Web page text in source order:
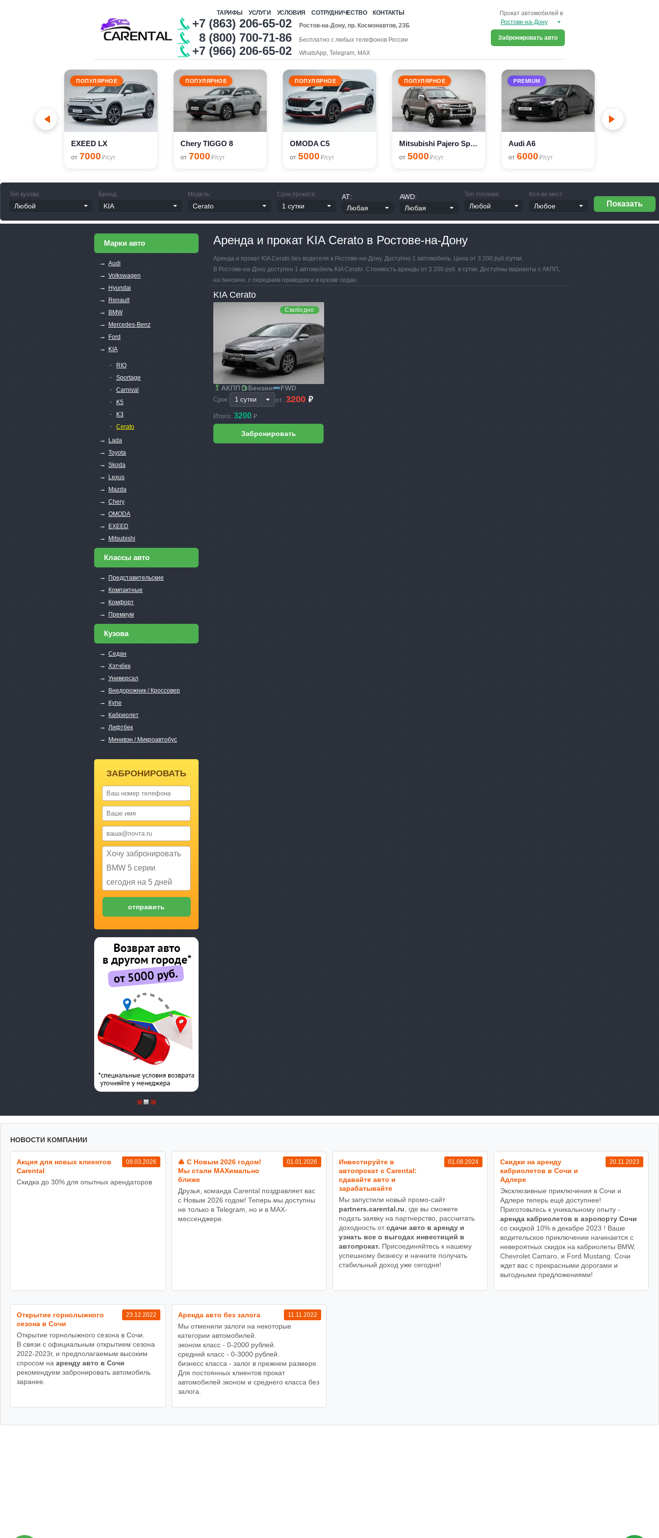
ТАРИФЫ УСЛУГИ УСЛОВИЯ СОТРУДНИЧЕСТВО КОНТАКТЫ Прокат автомобилей в
Забронировать авто
+7 (863) 206-65-02 Ростов-на-Дону, пр. Космонавтов, 23Б
8 (800) 700-71-86 Бесплатно с любых телефонов России
+7 (966) 206-65-02 WhatsApp, Telegram, MAX
ПОПУЛЯРНОЕ
EXEED LX
от 7000 ₽/сут
ПОПУЛЯРНОЕ
Chery TIGGO 8
от 7000 ₽/сут
ПОПУЛЯРНОЕ
OMODA C5
от 5000 ₽/сут
ПОПУЛЯРНОЕ
Mitsubishi Pajero Sport
от 5000 ₽/сут
PREMIUM
Audi A6
от 6000 ₽/сут
Тип кузова: Бренд: Модель: Срок проката: АТ: AWD: Тип топлива: Кол-во мест:
Марки авто
→ Audi
→ Volkswagen
→ Hyundai
→ Renault
→ BMW
→ Mercedes-Benz
→ Ford
→ KIA
∙ RIO
∙ Sportage
∙ Carnival
∙ K5
∙ K3
∙ Cerato
→ Lada
→ Toyota
→ Skoda
→ Lexus
→ Mazda
→ Chery
→ OMODA
→ EXEED
→ Mitsubishi
Классы авто
→ Представительские
→ Компактные
→ Комфорт
→ Премиум
Кузова
→ Седан
→ Хэтчбек
→ Универсал
→ Внедорожник / Кроссовер
→ Купе
→ Кабриолет
→ Лифтбек
→ Минивэн / Микроавтобус
ЗАБРОНИРОВАТЬ
Аренда и прокат KIA Cerato в Ростове-на-Дону
Аренда и прокат KIA Cerato без водителя в Ростове-на-Дону. Доступно 1 автомобиль. Цена от 3 200 руб./сутки.
В Ростове-на-Дону доступен 1 автомобиль KIA Cerato. Стоимость аренды от 3 200 руб. в сутки. Доступны варианты с АКПП,
на бензине, с передним приводом и в кузове седан.
KIA Cerato
Свободно
АКПП Бензин FWD
Срок: от 3200 ₽
Итого: 3200 ₽
НОВОСТИ КОМПАНИИ
09.03.2026
Акция для новых клиентов
Carental
Скидка до 30% для опытных арендаторов
01.01.2026
🎄 С Новым 2026 годом!
Мы стали MAXимально
ближе
Друзья, команда Carental поздравляет вас
с Новым 2026 годом! Теперь мы доступны
не только в Telegram, но и в MAX-
мессенджере.
01.08.2024
Инвестируйте в
автопрокат с Carental:
сдавайте авто и
зарабатывайте
Мы запустили новый промо-сайт
partners.carental.ru , где вы сможете
подать заявку на партнерство, рассчитать
доходность отсдачи авто в аренду и
узнать все о выгодах инвестиций в
автопрокат. Присоединяйтесь к нашему
успешному бизнесу и начните получать
стабильный доход уже сегодня!
20.11.2023
Cкидки на аренду
кабриолетов в Сочи и
Адлере
Эксклюзивные приключения в Сочи и
Адлере теперь ещё доступнее!
Приготовьтесь к уникальному опыту -
аренда кабриолетов в аэропорту Сочи
со скидкой 10% в декабре 2023 ! Ваше
водительское приключение начинается с
невероятных скидок на кабриолеты BMW,
Chevrolet Camaro, и Ford Mustang. Сочи
ждет вас с прекрасными дорогами и
выгодными предложениями!
23.12.2022
Открытие горнолыжного
сезона в Сочи
Открытие горнолыжного сезона в Сочи.
В связи с официальным открытием сезона
2022-2023г, и предполагаемым высоким
спросом на аренду авто в Сочи
рекомендуем забронировать автомобиль
заранее.
11.11.2022
Аренда авто без залога
Мы отменили залоги на некоторые
категории автомобилей.
эконом класс - 0-2000 рублей.
средний класс - 0-3000 рублей.
бизнесс класса - залог в прежнем размере.
Для постоянных клиентов прокат
автомобилей эконом и среднего класса без
залога.